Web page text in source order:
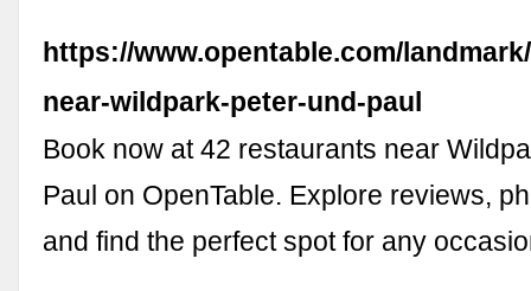
https://www.opentable.com/
near-wildpark-peter-und-paul
Book now at 42 restaurants near
Paul on OpenTable. Explore reviews,
and find the perfect spot for any